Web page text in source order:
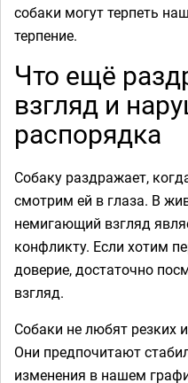
собаки могут терпеть
терпение.
Что ещё
взгляд и
распорядка
Собаку раздражает,
смотрим ей в глаза. В
немигающий взгляд
конфликту. Если хотим
доверие, достаточно
взгляд.
Собаки не любят резких
Они предпочитают
изменения в нашем